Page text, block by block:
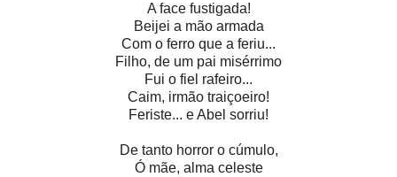
A face fustigada!
Beijei a mão armada
Com o ferro que a feriu...
Filho, de um pai misérrimo
Fui o fiel rafeiro...
Caim, irmão traiçoeiro!
Feriste... e Abel sorriu!
De tanto horror o cúmulo,
Ó mãe, alma celeste